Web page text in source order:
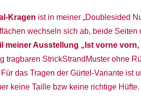
Kragen ist in meiner „Doublesided
wechseln sich ab, beide Seiten
meiner Ausstellung „Ist vorne
tragbaren StrickStrandMuster ohne
das Tragen der Gürtel-Variante ist
keine Taille bzw keine richtige Hüfte.